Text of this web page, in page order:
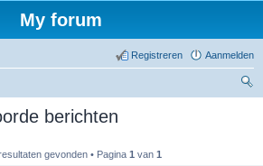
My forum
Aanmelden
Registreren
berichten
gevonden • Pagina 1 van 1